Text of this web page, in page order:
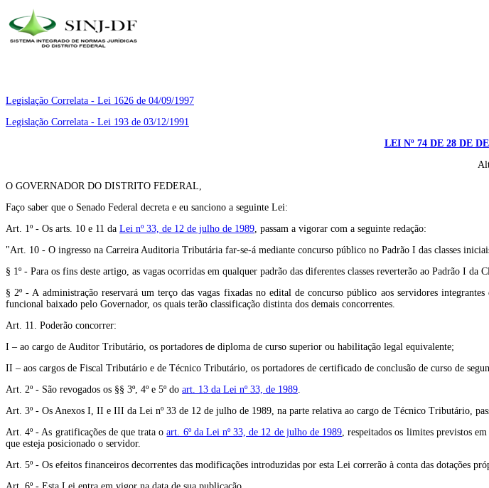
Legislação Correlata - Lei 1626 de 04/09/1997
Legislação Correlata - Lei 193 de 03/12/1991
LEI Nº 74 DE 28 DE
O GOVERNADOR DO DISTRITO FEDERAL,
Faço saber que o Senado Federal decreta e eu sanciono a seguinte Lei:
Art. 1º - Os arts. 10 e 11 da Lei nº 33, de 12 de julho de 1989, passam a vigorar com a seguinte redação:
"Art. 10 - O ingresso na Carreira Auditoria Tributária far-se-á mediante concurso público no Padrão I das classes
§ 1º - Para os fins deste artigo, as vagas ocorridas em qualquer padrão das diferentes classes reverterão ao Padrão I da
§ 2º - A administração reservará um terço das vagas fixadas no edital de concurso público aos servidores
funcional baixado pelo Governador, os quais terão classificação distinta dos demais concorrentes.
Art. 11. Poderão concorrer:
I – ao cargo de Auditor Tributário, os portadores de diploma de curso superior ou habilitação legal equivalente;
II – aos cargos de Fiscal Tributário e de Técnico Tributário, os portadores de certificado de conclusão de curso de
Art. 2º - São revogados os §§ 3º, 4º e 5º do art. 13 da Lei nº 33, de 1989.
Art. 3º - Os Anexos I, II e III da Lei nº 33 de 12 de julho de 1989, na parte relativa ao cargo de Técnico Tributário,
Art. 4º - As gratificações de que trata oart. 6º da Lei nº 33, de 12 de julho de 1989, respeitados os limites previstos
que esteja posicionado o servidor.
Art. 5º - Os efeitos financeiros decorrentes das modificações introduzidas por esta Lei correrão à conta das dotações